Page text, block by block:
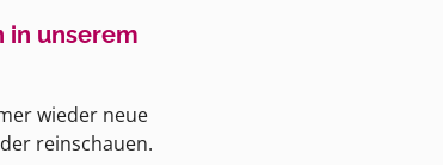
in unserem
wieder neue
reinschauen.